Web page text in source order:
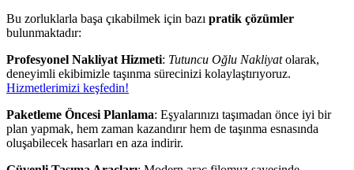
Bu zorluklarla başa çıkabilmek için bazı pratik çözümler
bulunmaktadır:
Profesyonel Nakliyat Hizmeti: Tutuncu Oğlu Nakliyatolarak,
deneyimli ekibimizle taşınma sürecinizi kolaylaştırıyoruz.
Hizmetlerimizi keşfedin!
Paketleme Öncesi Planlama: Eşyalarınızı taşımadan önce iyi bir
plan yapmak, hem zaman kazandırır hem de taşınma esnasında
oluşabilecek hasarları en aza indirir.